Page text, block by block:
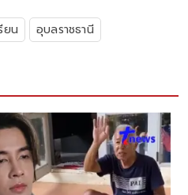
ยน อุบลราชธานี
านต์" ทุ่มเงินเก็บ สร้างบ้านหลั